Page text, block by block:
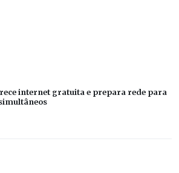
internet gratuita e prepara rede para